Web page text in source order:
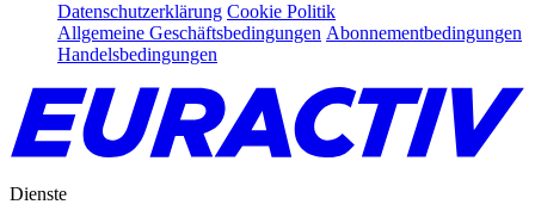
Datenschutzerklärung Cookie Politik
Allgemeine Geschäftsbedingungen Abonnementbedingungen
Handelsbedingungen
Dienste